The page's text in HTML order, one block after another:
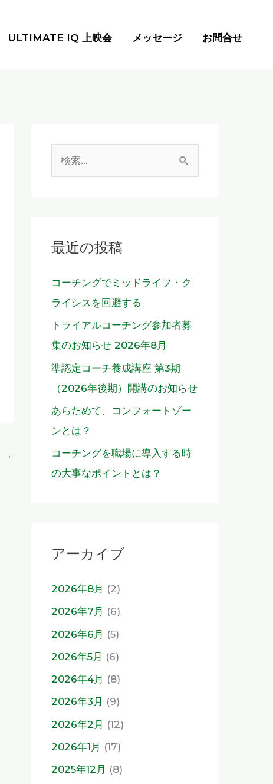
ULTIMATE IQ 上映会 メッセージ お問合せ
→
:最近の投稿
コーチングでミッドライフ・ク
ライシスを回避する
トライアルコーチング参加者募
集のお知らせ 2026年8月
準認定コーチ養成講座 第3期
（2026年後期）開講のお知らせ
あらためて、コンフォートゾー
ンとは？
コーチングを職場に導入する時
の大事なポイントとは？
アーカイブ
2026年8月 (2)
2026年7月 (6)
2026年6月 (5)
2026年5月 (6)
2026年4月 (8)
2026年3月 (9)
2026年2月 (12)
2026年1月 (17)
2025年12月 (8)